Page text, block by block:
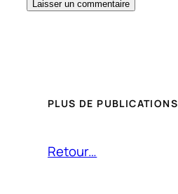
PLUS DE PUBLICATIONS
Retour…